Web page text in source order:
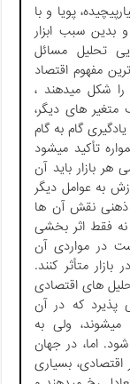
پویا و با
سبب ابزار
تحلیل مسائل
مفهوم اقتصاد
شکل میدهند ،
های دیگر،
گام به گام
تأکید می­شود
هر بازار باید آن
به عوامل دیگر
ذهنی نقش آن ها
فقط اثر بخشی
در مواردی آن
متأثر کنند.
های اقتصادی
پذیرد که در آن
می­شوند، ولی به
اما، در جهان
اقتصادی، بسیاری